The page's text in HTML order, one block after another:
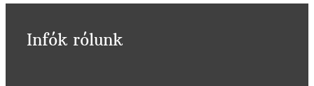
Infók rólunk